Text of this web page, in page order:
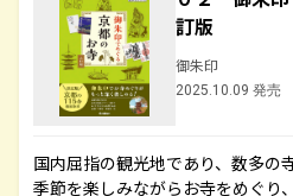
訂版
御朱印
2025.10.09 発売
国内屈指の観光地であり、数多の
季節を楽しみながらお寺をめぐり